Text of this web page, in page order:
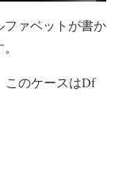
ァベットが書か
このケースはDf